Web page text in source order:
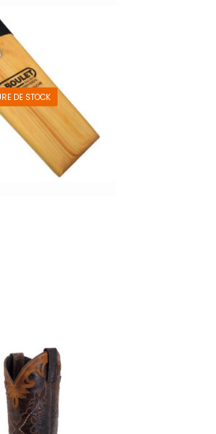
DE STOCK
choisies sur la page du
variations. Les options
Ce produit a